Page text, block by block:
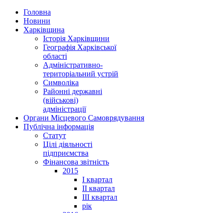
Головна
Новини
Харківщина
Історія Харківщини
Географія Харківської
області
Адміністративно-
територіальний устрій
Символіка
Районні державні
(військові)
адміністрації
Органи Місцевого Самоврядування
Публічна інформація
Статут
Цілі діяльності
підприємства
Фінансова звітність
2015
I квартал
II квартал
III квартал
рік